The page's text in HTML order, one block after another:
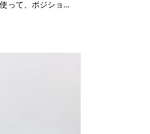
って、ポジショ...